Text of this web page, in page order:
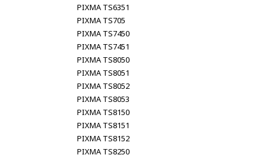
PIXMA TS6351
PIXMA TS705
PIXMA TS7450
PIXMA TS7451
PIXMA TS8050
PIXMA TS8051
PIXMA TS8052
PIXMA TS8053
PIXMA TS8150
PIXMA TS8151
PIXMA TS8152
PIXMA TS8250